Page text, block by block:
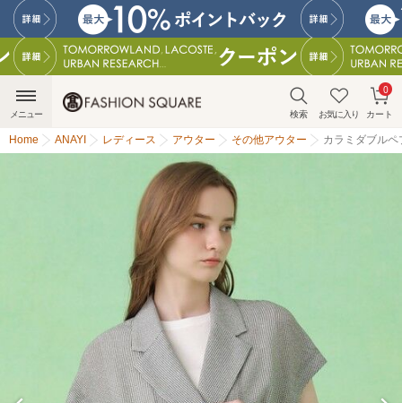
検索 お気に入り カート
0
メニュー
Home ANAYI レディース アウター その他アウター カラミダブル